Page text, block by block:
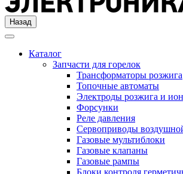
Назад
Каталог
Запчасти для горелок
Трансформаторы розжига
Топочные автоматы
Электроды розжига и
Форсунки
Реле давления
Сервоприводы
Газовые мультиблоки
Газовые клапаны
Газовые рампы
Блоки контроля